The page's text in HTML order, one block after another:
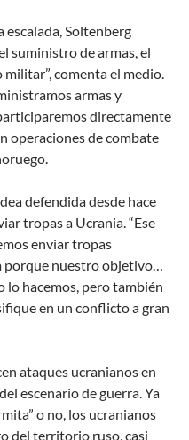
escalada, Soltenberg
suministro de armas, el
comenta el medio.
armas y
directamente
operaciones de combate
defendida desde hace
tropas a Ucrania. “Ese
enviar tropas
porque nuestro objetivo…
lo hacemos, pero también
en un conflicto a gran
ataques ucranianos en
escenario de guerra. Ya
o no, los ucranianos
del territorio ruso, casi